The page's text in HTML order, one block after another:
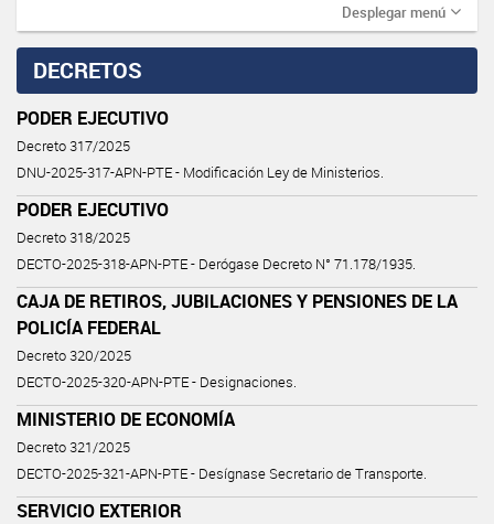
Desplegar menú
DECRETOS
PODER EJECUTIVO
Decreto 317/2025
DNU-2025-317-APN-PTE - Modificación Ley de Ministerios.
PODER EJECUTIVO
Decreto 318/2025
DECTO-2025-318-APN-PTE - Derógase Decreto N° 71.178/1935.
CAJA DE RETIROS, JUBILACIONES Y PENSIONES DE LA
POLICÍA FEDERAL
Decreto 320/2025
DECTO-2025-320-APN-PTE - Designaciones.
MINISTERIO DE ECONOMÍA
Decreto 321/2025
DECTO-2025-321-APN-PTE - Desígnase Secretario de Transporte.
SERVICIO EXTERIOR